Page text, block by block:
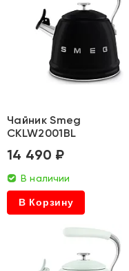
Чайник Smeg
CKLW2001BL
14 490 ₽
В наличии
В Корзину